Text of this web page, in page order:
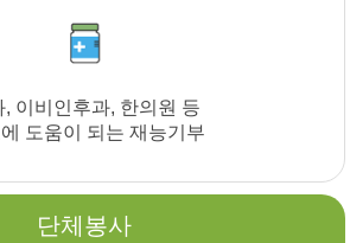
, 이비인후과, 한의원 등
도움이 되는 재능기부
단체봉사